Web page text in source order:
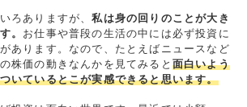
ろありますが、私は身の回りのことが大き
。 お仕事や普段の生活の中には必ず投資に
あります。なので、たとえばニュースなど
株価の動きなんかを見てみると 面白いよう
いているとこが実感できると思います。